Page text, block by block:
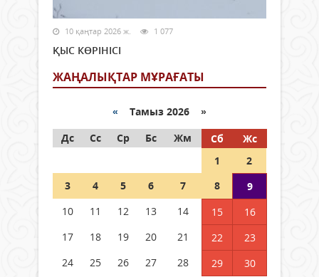
10 қаңтар 2026 ж. 1 077
ҚЫС КӨРІНІСІ
ЖАҢАЛЫҚТАР МҰРАҒАТЫ
« Тамыз 2026 »
Дс
Сс Ср Бс Жм Сб
Жс
1
2
3
4 5 6 7 8
9
10
11 12 13 14 15
16
17
18 19 20 21 22
23
24
25 26 27 28 29
30